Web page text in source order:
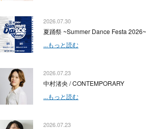
2026.07.30
夏踊祭 ~Summer Dance Festa 2026~
...もっと読む
2026.07.23
中村渚央 / CONTEMPORARY
...もっと読む
2026.07.23